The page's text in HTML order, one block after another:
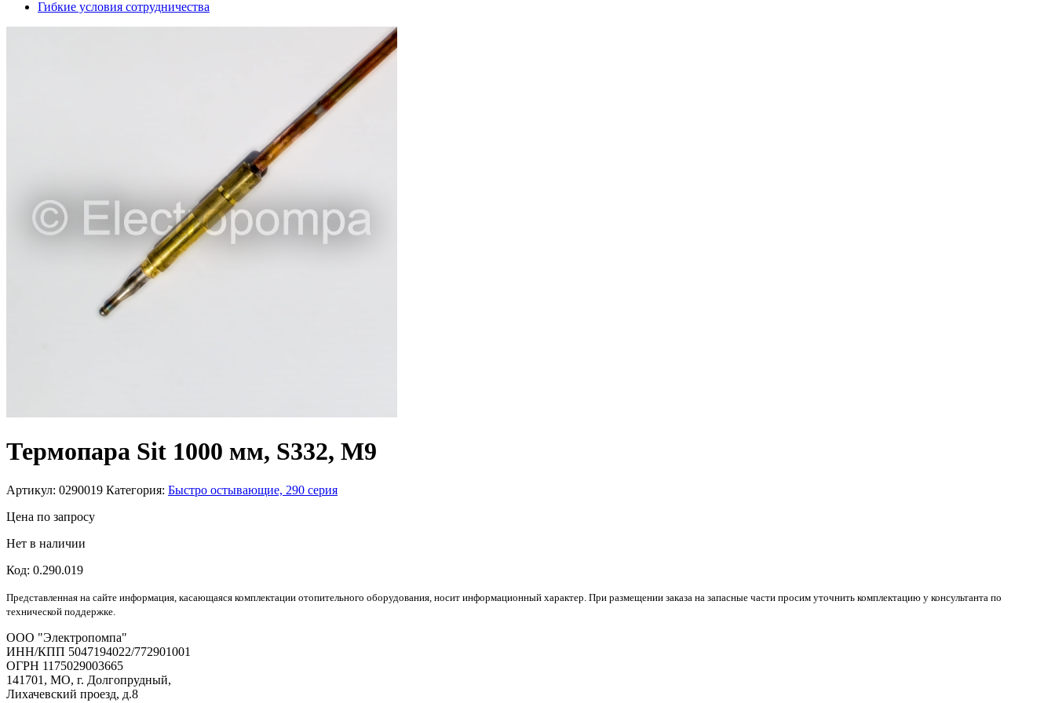
Гибкие условия сотрудничества
Термопара Sit 1000 мм, S332, M9
Артикул: 0290019 Категория: Быстро остывающие, 290 серия
Цена по запросу
Нет в наличии
Код: 0.290.019
Представленная на сайте информация, касающаяся комплектации отопительного оборудования, носит информационный характер. При размещении заказа на запасные части просим уточнить комплектацию у консультанта по
технической поддержке.
OOO "Электропомпа"
ИНН/КПП 5047194022/772901001
ОГРН 1175029003665
141701, МО, г. Долгопрудный,
Лихачевский проезд, д.8